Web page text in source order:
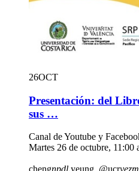
26OCT
Presentación: del
sus …
Canal de Youtube y
Martes 26 de octubre, 11:00